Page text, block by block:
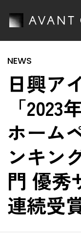
バントグループ
バントグループ TOP
ループCEOメッセ
ッション・ビジョ
ランドステートメン
ループ事業
社情報
社概要
員一覧
革
ループ会社
ュース
ステナビリティ
ステナビリティ TOP
マテリアリティ
財務情報ハイライ
情報
用情報
日興ア
「
ホーム
ンキン
門 優秀
連続受